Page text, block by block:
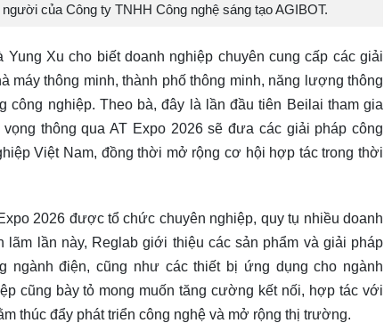
của Công ty TNHH Công nghệ sáng tạo AGIBOT.
Xu cho biết doanh nghiệp chuyên cung cấp các giải
máy thông minh, thành phố thông minh, năng lượng thông
công nghiệp. Theo bà, đây là lần đầu tiên Beilai tham gia
thông qua AT Expo 2026 sẽ đưa các giải pháp công
Việt Nam, đồng thời mở rộng cơ hội hợp tác trong thời
2026 được tổ chức chuyên nghiệp, quy tụ nhiều doanh
lãm lần này, Reglab giới thiệu các sản phẩm và giải pháp
ngành điện, cũng như các thiết bị ứng dụng cho ngành
cũng bày tỏ mong muốn tăng cường kết nối, hợp tác với
thúc đẩy phát triển công nghệ và mở rộng thị trường.